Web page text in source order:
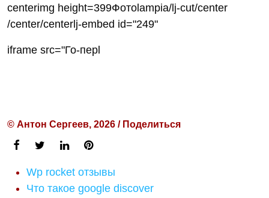
centerimg height=399Фотоlampia/lj-cut/center
/center/centerlj-embed id="249"
iframe src="Го-перl
© Антон Сергеев, 2026 / Поделиться
Wp rocket отзывы
Что такое google discover